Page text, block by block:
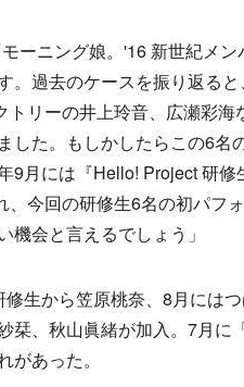
ーニング娘。'16 新世紀メン
。過去のケースを振り返る
リーの井上玲音、広瀬彩海
した。もしかしたらこの6名
9月には『Hello! Project 研修
今回の研修生6名の初パフ
会と言えるでしょう」
生から笠原桃奈、8月には
栞、秋山眞緒が加入。7月に
あった。